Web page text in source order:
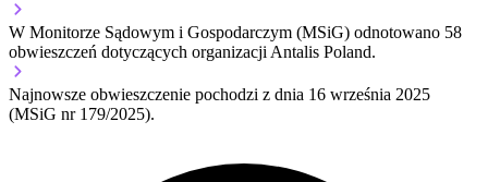
W Monitorze Sądowym i Gospodarczym (MSiG) odnotowano 58
obwieszczeń dotyczących organizacji Antalis Poland.
Najnowsze obwieszczenie pochodzi z dnia 16 września 2025
(MSiG nr 179/2025).